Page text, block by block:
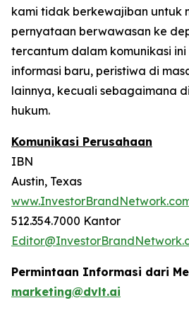
kami tidak berkewajiban untuk
pernyataan berwawasan ke
tercantum dalam komunikasi
informasi baru, peristiwa di
lainnya, kecuali sebagaimana
hukum.
Komunikasi Perusahaan
IBN
Austin, Texas
512.354.7000 Kantor
Permintaan Informasi dari
marketing@dvlt.ai